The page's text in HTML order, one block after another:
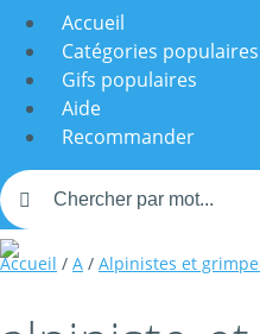
Accueil
Catégories populaires
Gifs populaires
Aide
Recommander
Accueil / A / Alpinistes et